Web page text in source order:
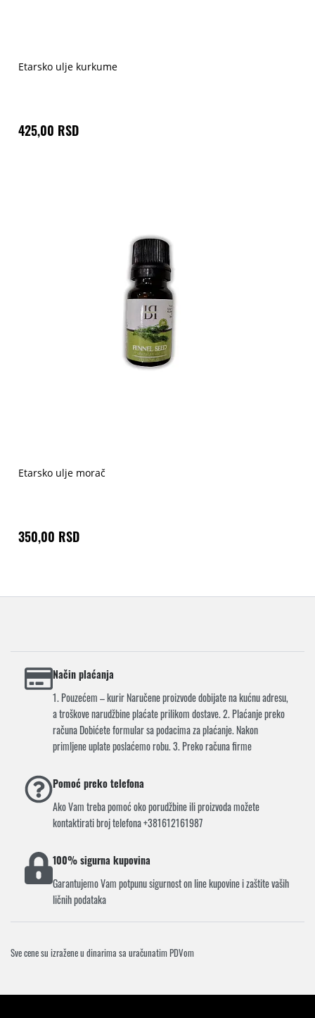
Etarsko ulje kurkume
425,00 RSD
Etarsko ulje morač
350,00 RSD
Način plaćanja
1. Pouzećem – kurir Naručene proizvode dobijate na kućnu adresu,
a troškove narudžbine plaćate prilikom dostave. 2. Plaćanje preko
računa Dobićete formular sa podacima za plaćanje. Nakon
primljene uplate poslaćemo robu. 3. Preko računa firme
Pomoć preko telefona
Ako Vam treba pomoć oko porudžbine ili proizvoda možete
kontaktirati broj telefona +381612161987
100% sigurna kupovina
Garantujemo Vam potpunu sigurnost on line kupovine i zaštite vaših
ličnih podataka
Sve cene su izražene u dinarima sa uračunatim PDVom